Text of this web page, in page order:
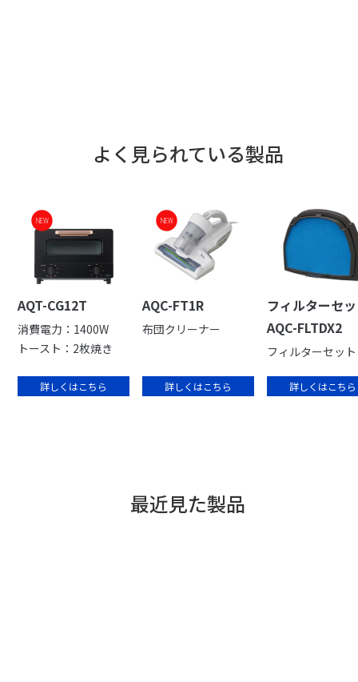
よく見られている製品
NEW
AQT-CG12T
消費電力：1400W
トースト：2枚焼き
詳しくはこちら
NEW
AQC-FT1R
布団クリーナー
詳しくはこちら
フィルターセ
AQC-FLTDX2
フィルターセット
詳しくはこちら
最近見た製品